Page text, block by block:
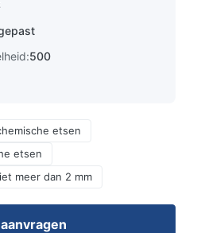
500
etsen
etsen
meer dan 2 mm